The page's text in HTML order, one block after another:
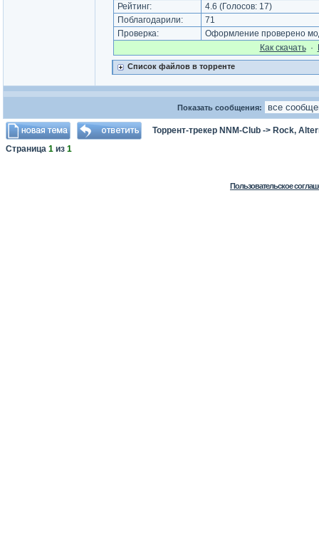
Рейтинг: 4.6 (Голосов: 17)
Поблагодарили:
71
Проверка:
Оформление проверено
Как cкачать·
Список файлов в торренте
Показать сообщения:
Торрент-трекер NNM-Club -> Rock,
Страница 1 из 1
Пользовательское